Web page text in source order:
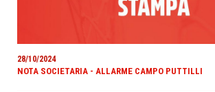
28/10/2024
NOTA SOCIETARIA - ALLARME CAMPO PUTTILLI